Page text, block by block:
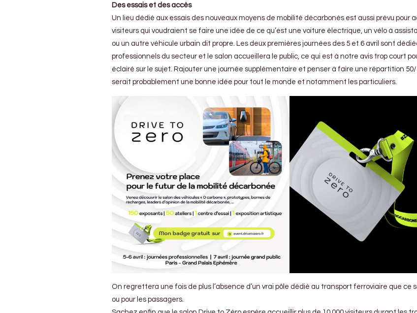
Des essais et des accès
Un lieu dédié aux essais des nouveaux moyens de mobilité décarbonés est aussi prévu pour
visiteurs qui voudraient se faire une idée de ce qu’est une voiture électrique, un vélo à
ou un autre véhicule urbain dit propre. Les deux premières journées des 5 et 6 avril sont
professionnels du secteur et le salon accueillera le public, ce qui est à notre avis trop court
éclairé sur le sujet. Rajouter une journée supplémentaire et penser à faire une répartition 50/
serait probablement une bonne idée pour tout le monde et notamment les particuliers.
On regrettera une fois de plus l’absence d’un vrai pôle dédié au transport ferroviaire que ce
ou pour les passagers.